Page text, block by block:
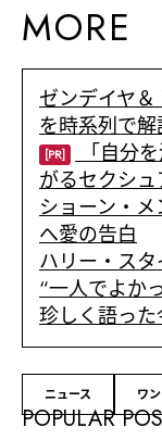
MORE
ゼンデイヤ
を時系列で解
[PR]
「自分
がるセクシ
ショーン・
へ愛の告白
ハリー・ス
“一人でよか
珍しく語っ
ニュース ワ
POPULAR